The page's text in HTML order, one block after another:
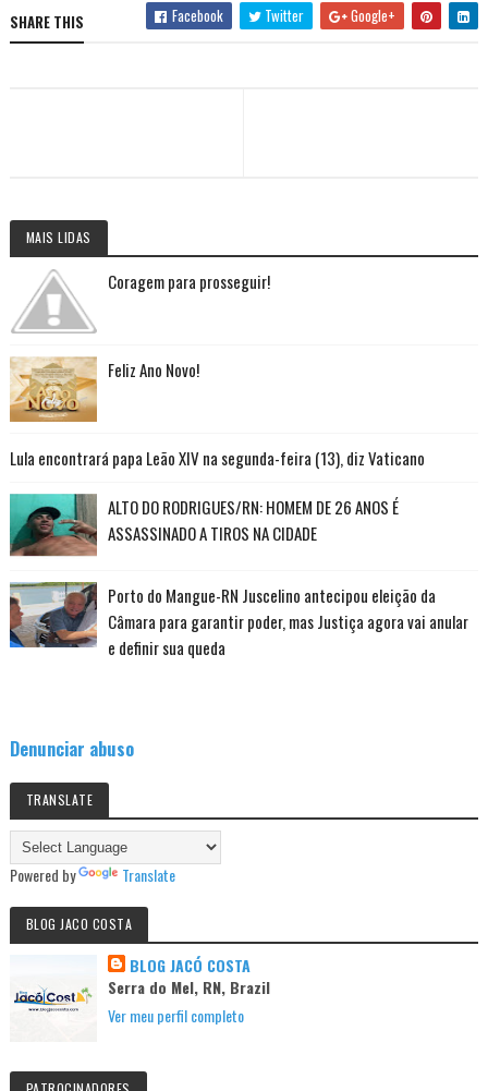
SHARE THIS Facebook Twitter Google+
MAIS LIDAS
Coragem para prosseguir!
Feliz Ano Novo!
Lula encontrará papa Leão XIV na segunda-feira (13), diz Vaticano
ALTO DO RODRIGUES/RN: HOMEM DE 26 ANOS É
ASSASSINADO A TIROS NA CIDADE
Porto do Mangue-RN Juscelino antecipou eleição da
Câmara para garantir poder, mas Justiça agora vai anular
e definir sua queda
Denunciar abuso
TRANSLATE
Powered by Translate
BLOG JACO COSTA
BLOG JACÓ COSTA
Serra do Mel, RN, Brazil
Ver meu perfil completo